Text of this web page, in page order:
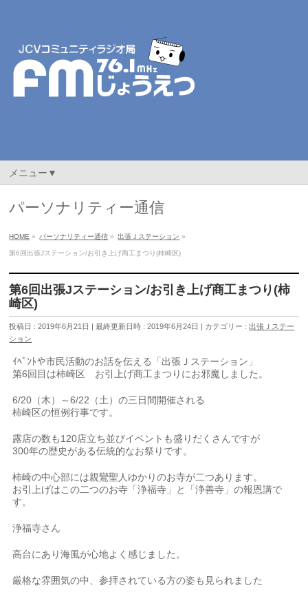
メニュー▼
パーソナリティー通信
HOME » パーソナリティー通信 » 出張Ｊステーション »
第6回出張Jステーション/お引き上げ商工まつり(柿崎区)
第6回出張Jステーション/お引き上げ商工まつり(柿
崎区)
投稿日 : 2019年6月21日 最終更新日時 : 2019年6月24日 カテゴリー :出張Ｊステー
ション
ｲﾍﾞﾝﾄや市民活動のお話を伝える「出張Ｊステーション」
第6回目は柿崎区 お引上げ商工まつりにお邪魔しました。
6/20（木）～6/22（土）の三日間開催される
柿崎区の恒例行事です。
露店の数も120店立ち並びイベントも盛りだくさんですが
300年の歴史がある伝統的なお祭りです。
柿崎の中心部には親鸞聖人ゆかりのお寺が二つあります。
お引上げはこの二つのお寺「浄福寺」と「浄善寺」の報恩講で
す。
浄福寺さん
高台にあり海風が心地よく感じました。
厳格な雰囲気の中、参拝されている方の姿も見られました